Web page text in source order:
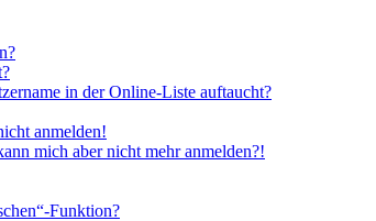
in der Online-Liste auftaucht?
anmelden!
mich aber nicht mehr anmelden?!
Funktion?